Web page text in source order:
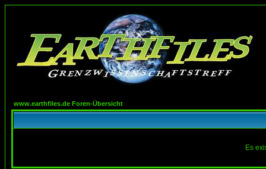
www.earthfiles.de Foren-Übersicht
Es